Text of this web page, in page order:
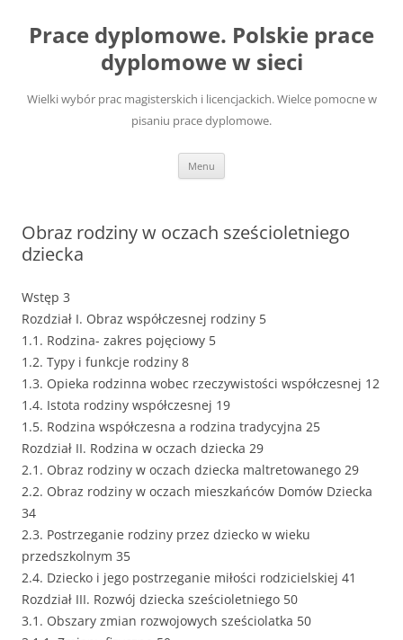
treści
Prace dyplomowe. Polskie prace
dyplomowe w sieci
Wielki wybór prac magisterskich i licencjackich. Wielce pomocne w
pisaniu prace dyplomowe.
Menu
Obraz rodziny w oczach sześcioletniego
dziecka
Wstęp 3
Rozdział I. Obraz współczesnej rodziny 5
1.1. Rodzina- zakres pojęciowy 5
1.2. Typy i funkcje rodziny 8
1.3. Opieka rodzinna wobec rzeczywistości współczesnej 12
1.4. Istota rodziny współczesnej 19
1.5. Rodzina współczesna a rodzina tradycyjna 25
Rozdział II. Rodzina w oczach dziecka 29
2.1. Obraz rodziny w oczach dziecka maltretowanego 29
2.2. Obraz rodziny w oczach mieszkańców Domów Dziecka
34
2.3. Postrzeganie rodziny przez dziecko w wieku
przedszkolnym 35
2.4. Dziecko i jego postrzeganie miłości rodzicielskiej 41
Rozdział III. Rozwój dziecka sześcioletniego 50
3.1. Obszary zmian rozwojowych sześciolatka 50